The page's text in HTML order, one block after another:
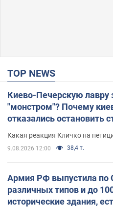
TOP NEWS
Киево-Печерскую
"монстром"? Почему
отказались остановить
Какая реакция Кличко на
9.08.2026 12:00 38,4 т.
Армия РФ выпустила по
различных типов и до
исторические здания,